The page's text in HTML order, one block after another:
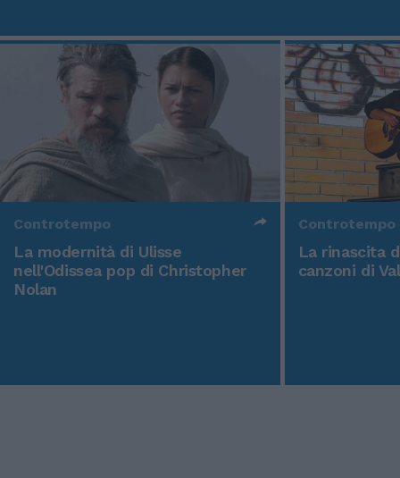
Controtempo
La modernità di Ulisse
nell'Odissea pop di Christopher
Nolan
Controtempo
La rinascita
canzoni di